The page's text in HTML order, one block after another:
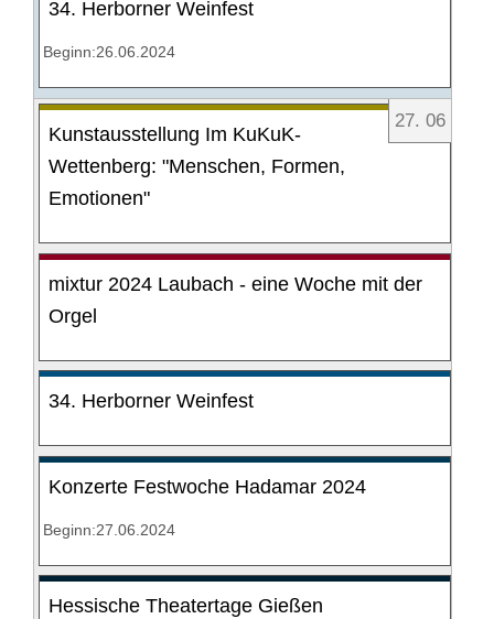
34. Herborner Weinfest
Beginn:26.06.2024
27. 06
Kunstausstellung Im KuKuK-
Wettenberg: "Menschen, Formen,
Emotionen"
mixtur 2024 Laubach - eine Woche mit der
Orgel
34. Herborner Weinfest
Konzerte Festwoche Hadamar 2024
Beginn:27.06.2024
Hessische Theatertage Gießen